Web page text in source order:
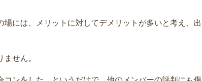
には、メリットに対してデメリットが多いと考え、出
せん。